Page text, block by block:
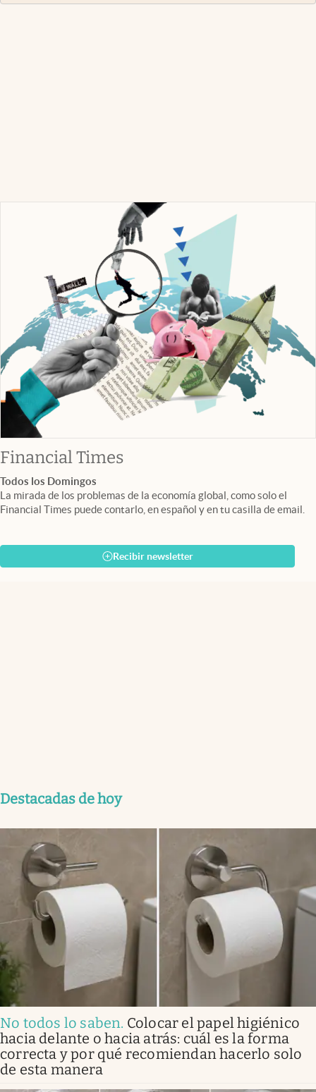
Financial Timesabre en nueva pestaña
Todos los Domingos
La mirada de los problemas de la economía global, como solo el
Financial Times puede contarlo, en español y en tu casilla de email.
Recibir newsletter
Destacadas de hoy
No todos lo saben. Colocar el papel higiénico
hacia delante o hacia atrás: cuál es la forma
correcta y por qué recomiendan hacerlo solo
de esta manera